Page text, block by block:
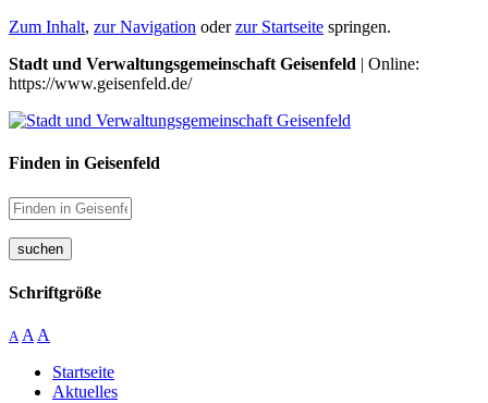
Zum Inhalt, zur Navigation oderzur Startseite springen.
Stadt und Verwaltungsgemeinschaft Geisenfeld | Online:
https://www.geisenfeld.de/
Finden in Geisenfeld
suchen
Schriftgröße
A A A
Startseite
Aktuelles